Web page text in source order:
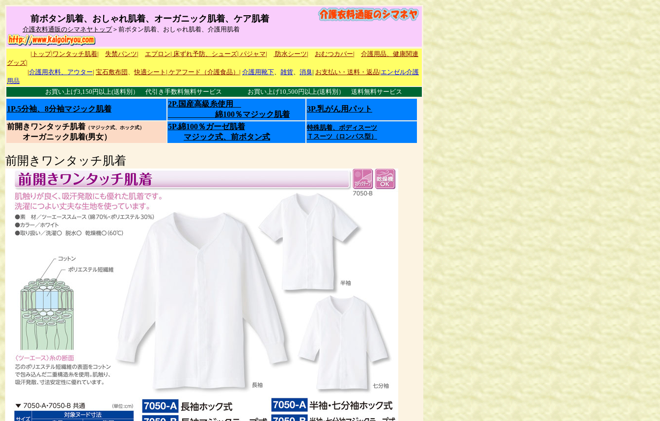
前ボタン肌着、おしゃれ肌着、オーガニック肌着、ケア肌着
介護衣料通販のシマネヤトップ＞前ボタン肌着、おしゃれ肌着、介護用肌着
|トップ|ワンタッチ肌着| 失禁パンツ| エプロン| 床ずれ予防、シューズ| パジャマ| 防水シーツ| おむつカバー|
介護用品、健康関連
グッズ|
|介護用衣料、アウター| 宝石敷布団 、快適シート | ケアフード（介護食品）| 介護用靴下、 雑貨、 消臭| お支払い・送料・返品|エンゼル介護
用品
お買い上げ3,150円以上(送料別） 代引き手数料無料サービス お買い上げ10,500円以上(送料別） 送料無料サービス
1P.5分袖、8分袖マジック肌着
2P.国産高級糸使用
綿100％マジック肌着
3P.乳がん用パット
前開きワンタッチ肌着 （マジック式、ホック式）
オーガニック肌着(男女）
5P.綿100％ガーゼ肌着
マジック式、前ボタン式
特殊肌着、ボディスーツ
Ｔスーツ（ロンパス型）
前開きワンタッチ肌着